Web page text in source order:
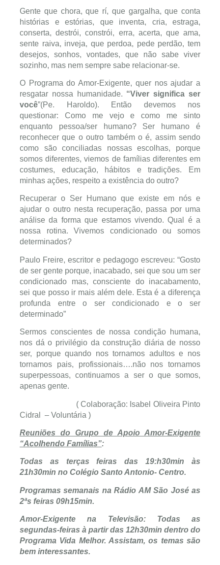
Gente que chora, que rí, que gargalha, que conta
histórias e estórias, que inventa, cria, estraga,
conserta, destrói, constrói, erra, acerta, que ama,
sente raiva, inveja, que perdoa, pede perdão, tem
desejos, sonhos, vontades, que não sabe viver
sozinho, mas nem sempre sabe relacionar-se.
O Programa do Amor-Exigente, quer nos ajudar a
resgatar nossa humanidade. “Viver significa ser
você”(Pe. Haroldo). Então devemos nos
questionar: Como me vejo e como me sinto
enquanto pessoa/ser humano? Ser humano é
reconhecer que o outro também o é, assim sendo
como são conciliadas nossas escolhas, porque
somos diferentes, viemos de famílias diferentes em
costumes, educação, hábitos e tradições. Em
minhas ações, respeito a existência do outro?
Recuperar o Ser Humano que existe em nós e
ajudar o outro nesta recuperação, passa por uma
análise da forma que estamos vivendo. Qual é a
nossa rotina. Vivemos condicionado ou somos
determinados?
Paulo Freire, escritor e pedagogo escreveu: “Gosto
de ser gente porque, inacabado, sei que sou um ser
condicionado mas, consciente do inacabamento,
sei que posso ir mais além dele. Esta é a diferença
profunda entre o ser condicionado e o ser
determinado”
Sermos conscientes de nossa condição humana,
nos dá o privilégio da construção diária de nosso
ser, porque quando nos tornamos adultos e nos
tornamos pais, profissionais….não nos tornamos
superpessoas, continuamos a ser o que somos,
apenas gente.
( Colaboração: Isabel Oliveira Pinto
Cidral – Voluntária )
Reuniões do Grupo de Apoio Amor-Exigente
“Acolhendo Famílias”:
Todas as terças feiras das 19:h30min às
21h30min no Colégio Santo Antonio- Centro.
Programas semanais na Rádio AM São José as
2ªs feiras 09h15min.
Amor-Exigente na Televisão: Todas as
segundas-feiras à partir das 12h30min dentro do
Programa Vida Melhor. Assistam, os temas são
bem interessantes.